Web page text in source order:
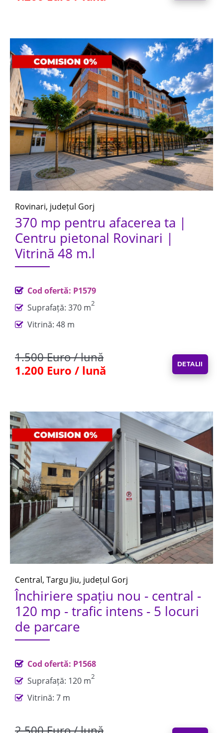
Rovinari, județul Gorj
370 mp pentru afacerea ta |
Centru pietonal Rovinari |
Vitrină 48 m.l
Cod ofertă: P1579
Suprafață: 370 m2
Vitrină: 48 m
1.500 Euro / lună
1.200 Euro / lună
DETALII
Central, Targu Jiu, județul Gorj
Închiriere spațiu nou - central -
120 mp - trafic intens - 5 locuri
de parcare
Cod ofertă: P1568
Suprafață: 120 m2
Vitrină: 7 m
2.500 Euro / lună